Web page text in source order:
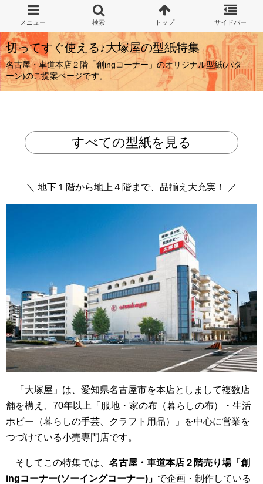
切ってすぐ使える♪大塚屋の型紙特集
名古屋・車道本店２階「創ingコーナー」のオリジナル型紙(パタ
ーン)のご提案ページです。
すべての型紙を見る
＼ 地下１階から地上４階まで、品揃え大充実！ ／
「大塚屋」は、愛知県名古屋市を本店としまして複数店
舗を構え、70年以上「服地・家の布（暮らしの布）・生活
ホビー（暮らしの手芸、クラフト用品）」を中心に営業を
つづけている小売専門店です。
そしてこの特集では、 名古屋・車道本店２階売り場「創
ingコーナー(ソーイングコーナー)」 で企画・制作している